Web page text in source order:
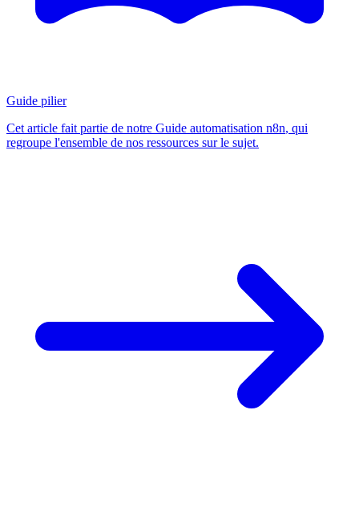
Guide pilier
Cet article fait partie de notre Guide automatisation n8n, qui
regroupe l'ensemble de nos ressources sur le sujet.